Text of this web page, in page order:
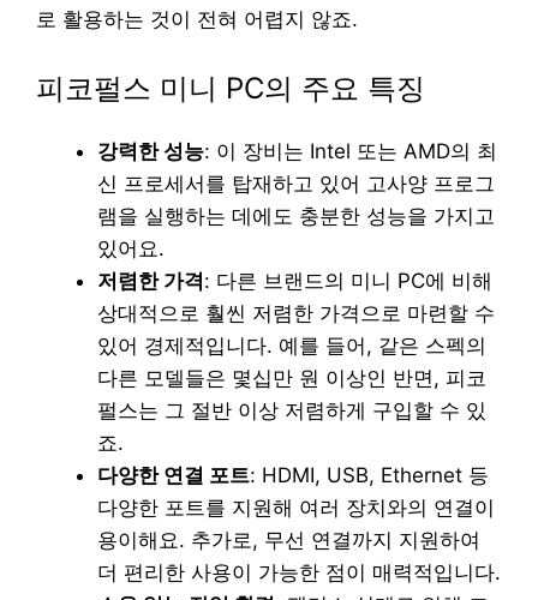
로 활용하는 것이 전혀 어렵지 않죠.
피코펄스 미니 PC의 주요 특징
강력한 성능: 이 장비는 Intel 또는 AMD의 최
신 프로세서를 탑재하고 있어 고사양 프로그
램을 실행하는 데에도 충분한 성능을 가지고
있어요.
저렴한 가격: 다른 브랜드의 미니 PC에 비해
상대적으로 훨씬 저렴한 가격으로 마련할 수
있어 경제적입니다. 예를 들어, 같은 스펙의
다른 모델들은 몇십만 원 이상인 반면, 피코
펄스는 그 절반 이상 저렴하게 구입할 수 있
죠.
다양한 연결 포트: HDMI, USB, Ethernet 등
다양한 포트를 지원해 여러 장치와의 연결이
용이해요. 추가로, 무선 연결까지 지원하여
더 편리한 사용이 가능한 점이 매력적입니다.